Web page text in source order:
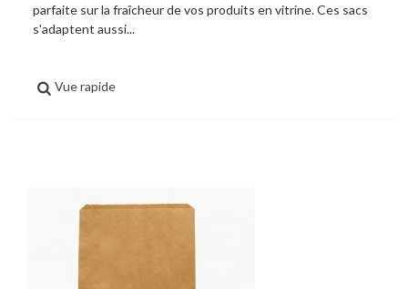
parfaite sur la fraîcheur de vos produits en vitrine. Ces sacs
s'adaptent aussi...
Vue rapide